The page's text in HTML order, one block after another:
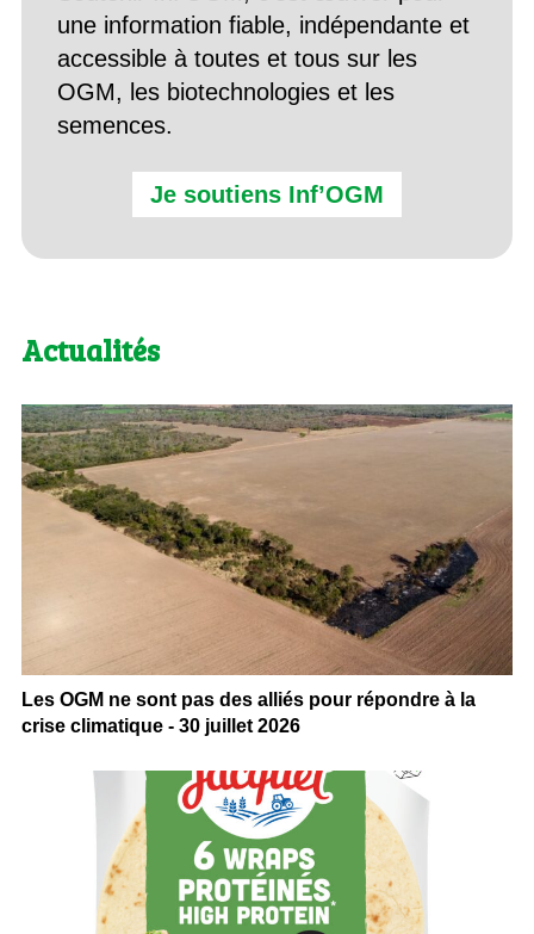
une information fiable, indépendante et
accessible à toutes et tous sur les
OGM, les biotechnologies et les
semences.
Je soutiens Inf’OGM
Actualités
Les OGM ne sont pas des alliés pour répondre à la
crise climatique - 30 juillet 2026